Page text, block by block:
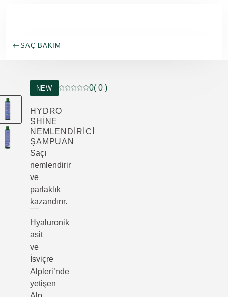
SAÇ BAKIM
NEW
Mevcut puan: 5 üzerinden 0 yıldız 0 müşteri
0( 0 )
HYDRO
SHINE
NEMLENDIRICI
ŞAMPUAN
Saçı
nemlendirir
ve
parlaklık
kazandırır.
Hyaluronik
asit
ve
İsviçre
Alpleri’nde
yetişen